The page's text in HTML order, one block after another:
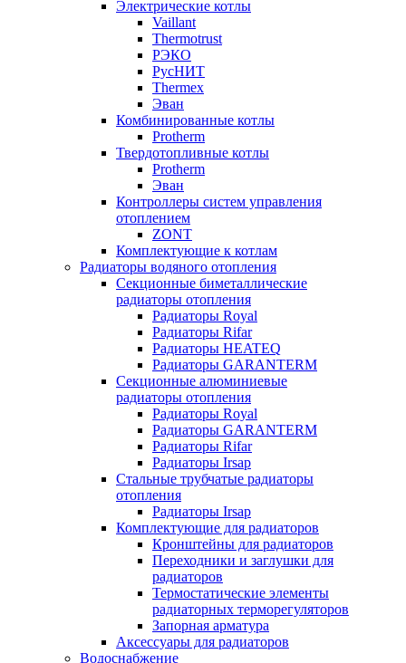
Электрические котлы
Vaillant
Thermotrust
РЭКО
РусНИТ
Thermex
Эван
Комбинированные котлы
Protherm
Твердотопливные котлы
Protherm
Эван
Контроллеры систем управления
отоплением
ZONT
Комплектующие к котлам
Радиаторы водяного отопления
Секционные биметаллические
радиаторы отопления
Радиаторы Royal
Радиаторы Rifar
Радиаторы HEATEQ
Радиаторы GARANTERM
Секционные алюминиевые
радиаторы отопления
Радиаторы Royal
Радиаторы GARANTERM
Радиаторы Rifar
Радиаторы Irsap
Стальные трубчатые радиаторы
отопления
Радиаторы Irsap
Комплектующие для радиаторов
Кронштейны для радиаторов
Переходники и заглушки для
радиаторов
Термостатические элементы
радиаторных терморегуляторов
Запорная арматура
Аксессуары для радиаторов
Водоснабжение